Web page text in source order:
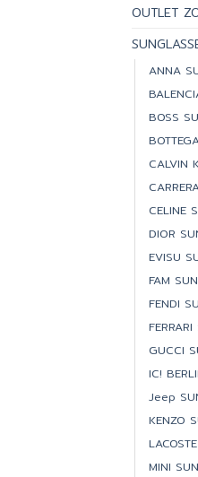
OUTLET
ANNA
BOSS
CALVIN
CELINE
DIOR
EVISU
FAM
FENDI
GUCCI
IC!
Jeep
KENZO
LACOSTE
MINI